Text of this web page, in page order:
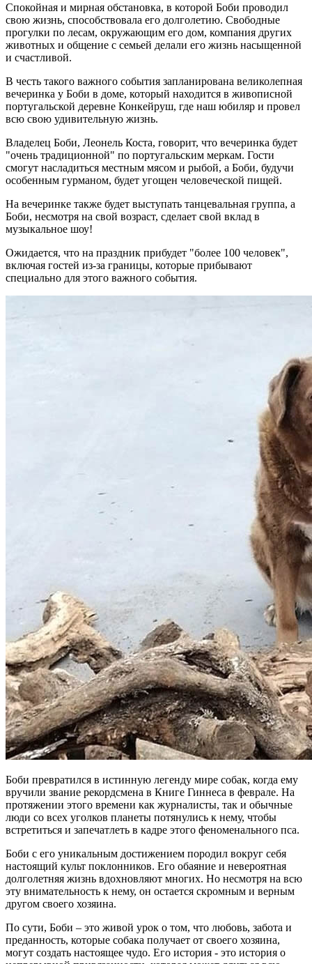
Спокойная и мирная обстановка, в которой Боби проводил
свою жизнь, способствовала его долголетию. Свободные
прогулки по лесам, окружающим его дом, компания других
животных и общение с семьей делали его жизнь насыщенной
и счастливой.
В честь такого важного события запланирована великолепная
вечеринка у Боби в доме, который находится в живописной
португальской деревне Конкейруш, где наш юбиляр и провел
всю свою удивительную жизнь.
Владелец Боби, Леонель Коста, говорит, что вечеринка будет
"очень традиционной" по португальским меркам. Гости
смогут насладиться местным мясом и рыбой, а Боби, будучи
особенным гурманом, будет угощен человеческой пищей.
На вечеринке также будет выступать танцевальная группа, а
Боби, несмотря на свой возраст, сделает свой вклад в
музыкальное шоу!
Ожидается, что на праздник прибудет "более 100 человек",
включая гостей из-за границы, которые прибывают
специально для этого важного события.
Боби превратился в истинную легенду мире собак, когда ему
вручили звание рекордсмена в Книге Гиннеса в феврале. На
протяжении этого времени как журналисты, так и обычные
люди со всех уголков планеты потянулись к нему, чтобы
встретиться и запечатлеть в кадре этого феноменального пса.
Боби с его уникальным достижением породил вокруг себя
настоящий культ поклонников. Его обаяние и невероятная
долголетняя жизнь вдохновляют многих. Но несмотря на всю
эту внимательность к нему, он остается скромным и верным
другом своего хозяина.
По сути, Боби – это живой урок о том, что любовь, забота и
преданность, которые собака получает от своего хозяина,
могут создать настоящее чудо. Его история - это история о